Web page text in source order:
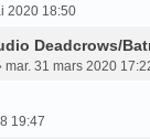
2020 18:50
Deadcrows/
mar. 31 mars 2020
19:47